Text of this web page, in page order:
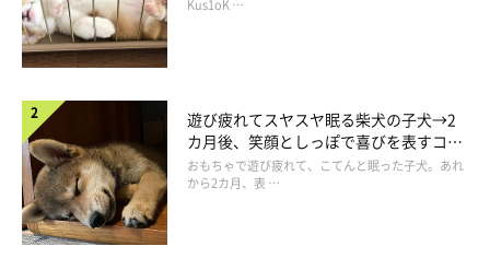
長！
Kus1oK …
遊び疲れてスヤスヤ眠る柴犬の子犬→2
カ月後、笑顔としっぽで喜びを表すコに
成長！
おもちゃで遊び疲れて、こてんと眠った子犬。あれ
から2カ月、表 …